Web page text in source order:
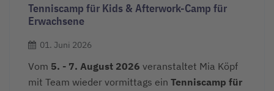
Tenniscamp für Kids & Afterwork-Camp für
Erwachsene
01. Juni 2026
Vom 5. - 7. August 2026 veranstaltet Mia Köpf
mit Team wieder vormittags ein Tenniscamp für